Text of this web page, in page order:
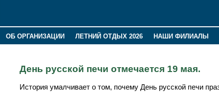
ОБ ОРГАНИЗАЦИИ ЛЕТНИЙ ОТДЫХ 2026
НАШИ ФИЛИАЛЫ
День русской печи отмечается 19 мая.
История умалчивает о том, почему День русской печи